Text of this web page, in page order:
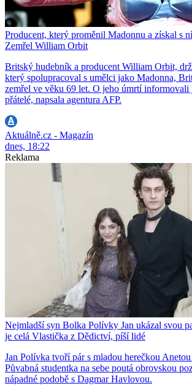
Producent, který proměnil Madonnu a získal s
Zemřel William Orbit
Britský hudebník a producent William Orbit,
který spolupracoval s umělci jako Madonna,
zemřel ve věku 69 let. O jeho úmrtí informovali
přátelé, napsala agentura AFP.
Aktuálně.cz - Magazín
dnes, 18:22
Reklama
Nejmladší syn Bolka Polívky Jan ukázal svou
je celá Vlastička z Dědictví, píší lidé
Jan Polívka tvoří pár s mladou herečkou
Půvabná studentka na sebe poutá obrovskou
nápadné podobě s Dagmar Havlovou.